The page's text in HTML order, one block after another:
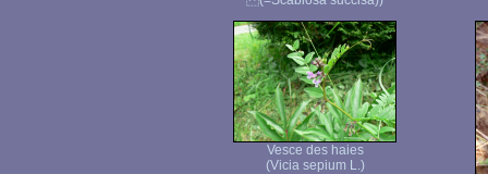
Vesce des haies
(Vicia sepium L.)